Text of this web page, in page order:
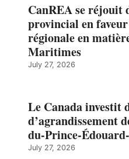
CanREA se réjouit
provincial en
régionale en
Maritimes
July 27, 2026
Le Canada investit
d’agrandissement
du-Prince-
July 27, 2026